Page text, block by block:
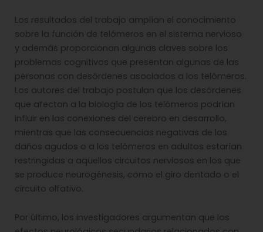
Los resultados del trabajo amplían el conocimiento
sobre la función de telómeros en el sistema nervioso
y además proporcionan algunas claves sobre los
problemas cognitivos que presentan algunas de las
personas con desórdenes asociados a los telómeros.
Los autores del trabajo postulan que los desórdenes
que afectan a la biología de los telómeros podrían
influir en las conexiones del cerebro en desarrollo,
mientras que las consecuencias negativas de los
daños agudos o a los telómeros en adultos estarían
restringidas a aquellos circuitos nerviosos en los que
se produce neurogénesis, como el giro dentado o el
circuito olfativo.
Por último, los investigadores argumentan que los